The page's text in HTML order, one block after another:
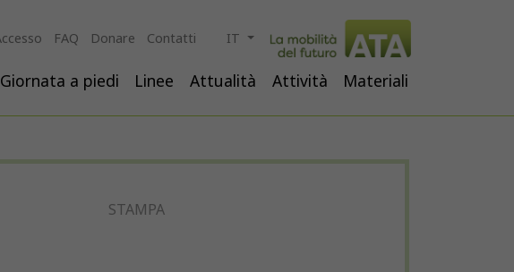
FAQ Donare Contatti IT
Giornata a piedi Linee Attualità Attività Materiali
STAMPA